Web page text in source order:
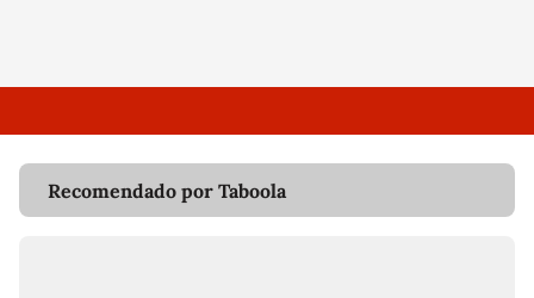
Recomendado por Taboola